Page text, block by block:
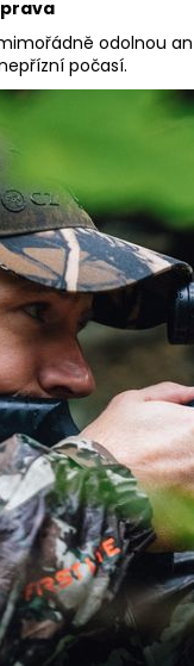
odolnou
počasí.